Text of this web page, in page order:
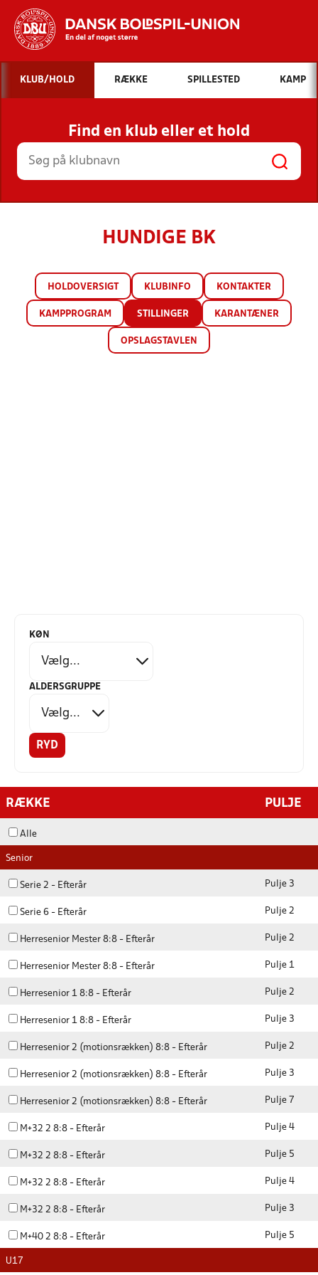
Hvad vil du søge efter?
INDHOLD OG NYHEDER
STILLINGER, RESULTATER, KLUBBER OG
HOLD
KLUB/HOLD RÆKKE SPILLESTED KAMP
Find en klub eller et hold
HUNDIGE BK
HOLDOVERSIGT KLUBINFO KONTAKTER
KAMPPROGRAM STILLINGER KARANTÆNER
OPSLAGSTAVLEN
KØN
ALDERSGRUPPE
RYD
RÆKKE PULJE
Alle
Senior
Serie 2 - Efterår Pulje 3
Serie 6 - Efterår Pulje 2
Herresenior Mester 8:8 - Efterår Pulje 2
Herresenior Mester 8:8 - Efterår Pulje 1
Herresenior 1 8:8 - Efterår Pulje 2
Herresenior 1 8:8 - Efterår Pulje 3
Herresenior 2 (motionsrækken) 8:8 - Efterår Pulje 2
Herresenior 2 (motionsrækken) 8:8 - Efterår Pulje 3
Herresenior 2 (motionsrækken) 8:8 - Efterår Pulje 7
M+32 2 8:8 - Efterår Pulje 4
M+32 2 8:8 - Efterår Pulje 5
M+32 2 8:8 - Efterår Pulje 4
M+32 2 8:8 - Efterår Pulje 3
M+40 2 8:8 - Efterår Pulje 5
U17